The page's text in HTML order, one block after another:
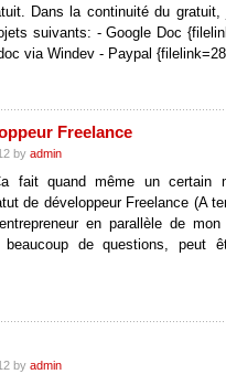
Dans la continuité du
suivants: - Google Doc
via Windev - Paypal
Freelance
by admin
fait quand même un certain
de développeur Freelance (A
en parallèle de
de questions, peut
by admin